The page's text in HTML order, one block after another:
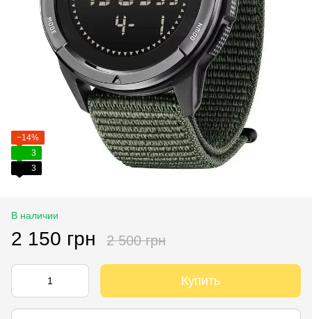
−14%
3
3
В наличии
2 150 грн 2 500 грн
Купить